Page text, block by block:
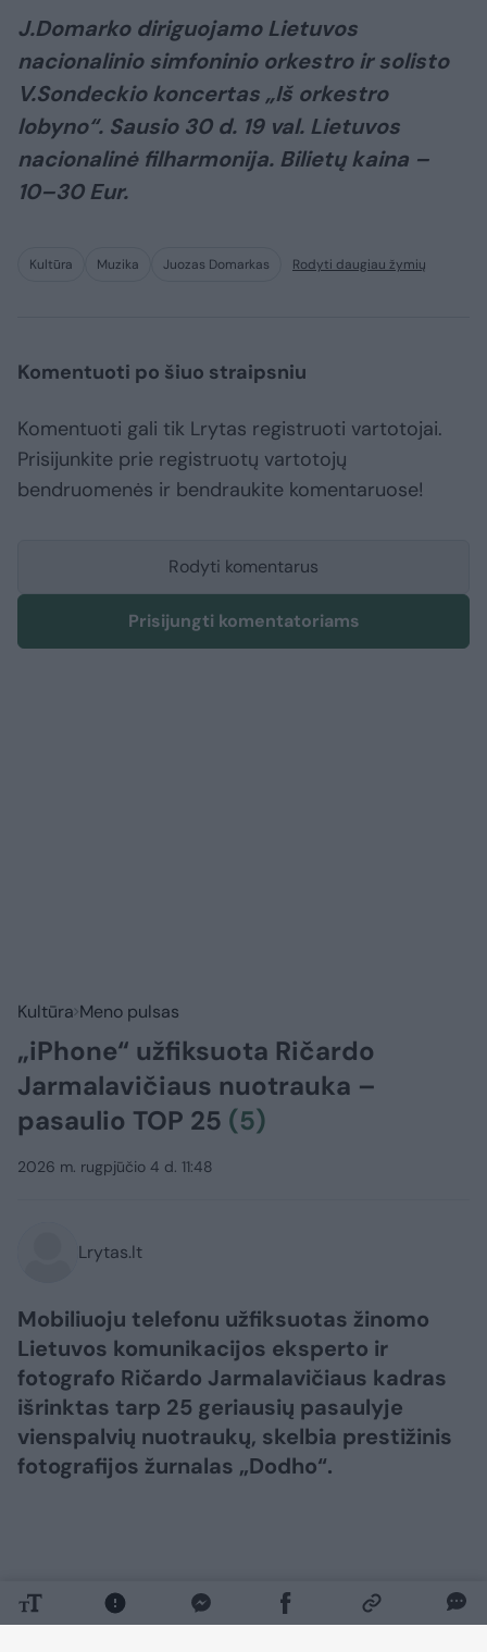
J.Domarko diriguojamo Lietuvos
nacionalinio simfoninio orkestro ir solisto
V.Sondeckio koncertas „Iš orkestro
lobyno“. Sausio 30 d. 19 val. Lietuvos
nacionalinė filharmonija. Bilietų kaina –
10–30 Eur.
Kultūra Muzika Juozas Domarkas Rodyti daugiau žymių
Komentuoti po šiuo straipsniu
Komentuoti gali tik Lrytas registruoti vartotojai.
Prisijunkite prie registruotų vartotojų
bendruomenės ir bendraukite komentaruose!
Rodyti komentarus
Prisijungti komentatoriams
Kultūra Meno pulsas
„iPhone“ užfiksuota Ričardo
Jarmalavičiaus nuotrauka –
pasaulio TOP 25 (5)
2026 m. rugpjūčio 4 d. 11:48
Lrytas.lt
Mobiliuoju telefonu užfiksuotas žinomo
Lietuvos komunikacijos eksperto ir
fotografo Ričardo Jarmalavičiaus kadras
išrinktas tarp 25 geriausių pasaulyje
vienspalvių nuotraukų, skelbia prestižinis
fotografijos žurnalas „Dodho“.